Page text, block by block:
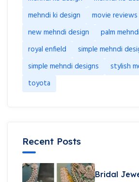
mehndi ki design
movie reviews
new mehndi design
palm
royal enfield
simple mehndi
simple mehndi designs
stylish
toyota
Recent Posts
Bridal